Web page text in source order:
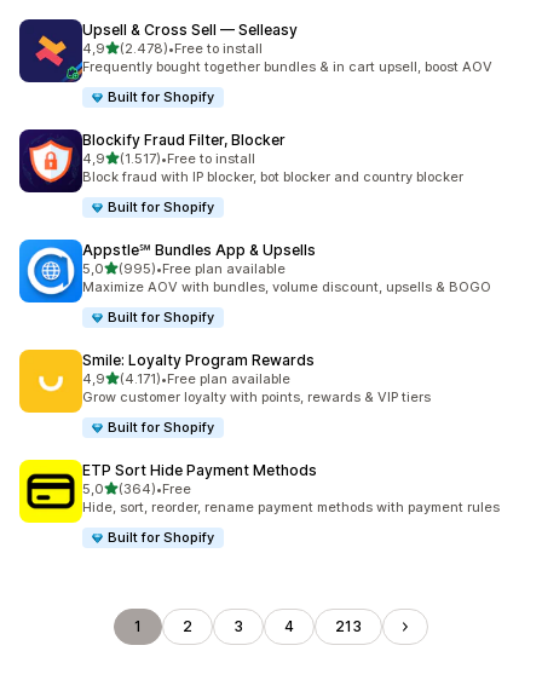
Upsell & Cross Sell — Selleasy
4,95 yıldız üzerinden
(2.478)
toplam 2478 değerlendirme
•Free to install
Frequently bought together bundles & in cart upsell, boost AOV
Built for Shopify
Blockify Fraud Filter, Blocker
4,95 yıldız üzerinden
(1.517)
toplam 1517 değerlendirme
•Free to install
Block fraud with IP blocker, bot blocker and country blocker
Built for Shopify
Appstle℠ Bundles App & Upsells
5,05 yıldız üzerinden
(995)
toplam 995 değerlendirme
•Free plan available
Maximize AOV with bundles, volume discount, upsells & BOGO
Built for Shopify
Smile: Loyalty Program Rewards
4,95 yıldız üzerinden
(4.171)
toplam 4171 değerlendirme
•Free plan available
Grow customer loyalty with points, rewards & VIP tiers
Built for Shopify
ETP Sort Hide Payment Methods
5,05 yıldız üzerinden
(364)
toplam 364 değerlendirme
•Free
Hide, sort, reorder, rename payment methods with payment rules
Built for Shopify
1 2 3 4 213